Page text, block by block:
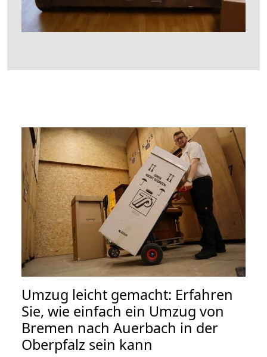
Umzug leicht gemacht: Erfahren
Sie, wie einfach ein Umzug von
Bremen nach Auerbach in der
Oberpfalz sein kann